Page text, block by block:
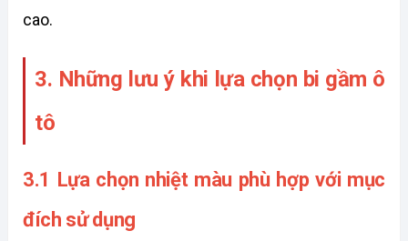
cao.
3. Những lưu ý khi lựa chọn bi gầm ô
tô
3.1 Lựa chọn nhiệt màu phù hợp với mục
đích sử dụng